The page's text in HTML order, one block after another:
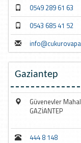
0549 289 61 63
0543 685 41 52
Gaziantep
Güvenevler
GAZİANTEP
444 8 148